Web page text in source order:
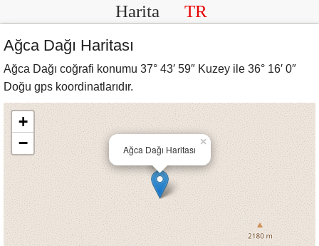
Harita TR
Ağca Dağı Haritası
Ağca Dağı coğrafi konumu 37° 43′ 59″ Kuzey ile 36° 16′ 0″
Doğu gps koordinatlarıdır.
Ağca Dağı Haritası
×
+
−